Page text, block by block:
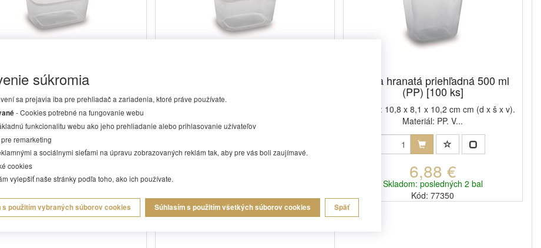
priehľadná 250ml PP
10,8 x 8,1 x 5 cm (d x š x v).
Materiál: PP. V balen...
4,65 €
Skladom: posledných 2 bal
Kód: 77325
Materiál: PP. V ...
Kód: 77330
Miska hranatá priehľadná 500 ml
(PP) [100 ks]
Rozmer: 10,8 x 8,1 x 10,2 cm cm (d x š x v).
Materiál: PP. V...
6,88 €
Skladom: posledných 2 bal
Kód: 77350
súkromia
sa prejavia iba pre prehliadač a zariadenia, ktoré práve používate.
- Cookies potrebné na fungovanie webu
funkcionalitu webu ako jeho prehliadanie alebo prihlasovanie užívateľov
remarketing
a sociálnymi sieťami na úpravu zobrazovaných reklám tak, aby pre vás boli zaujímavé.
cookies
vylepšiť naše stránky podľa toho, ako ich používate.
s použitím vybraných súborov cookies Súhlasím s použitím všetkých súborov cookies Späť